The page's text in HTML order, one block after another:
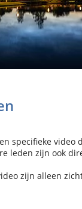
specifieke video
leden zijn ook
zijn alleen